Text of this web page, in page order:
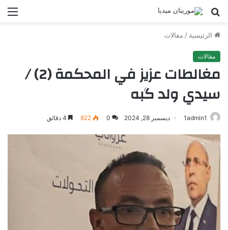
بحث
الرئيسية / مقالات
مقالات
مغالطات عزيز في المحكمة (2) /
سيدي ولد گبه
1admin1 ديسمبر 28, 2024 0
822